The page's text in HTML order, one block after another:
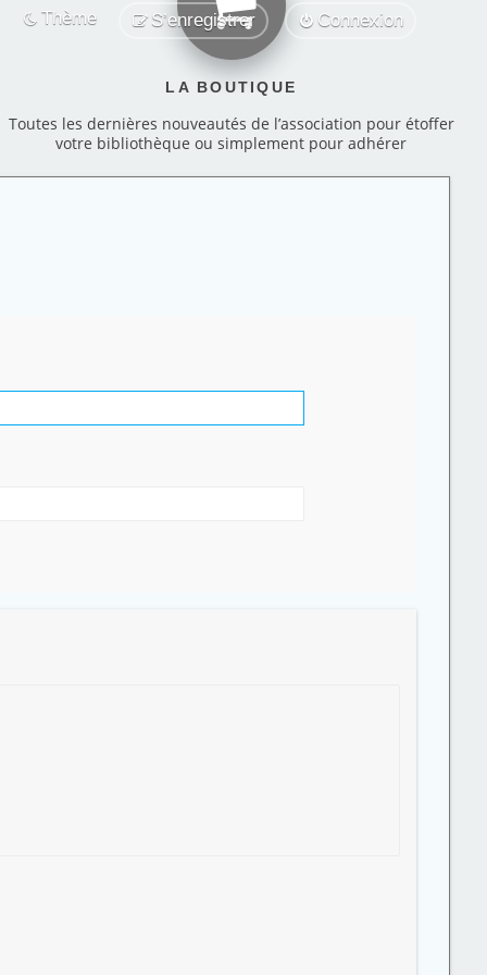
Connexion
S’enregistrer
Thème
LA BOUTIQUE
Toutes les dernières nouveautés de l’association pour étoffer
votre bibliothèque ou simplement pour adhérer